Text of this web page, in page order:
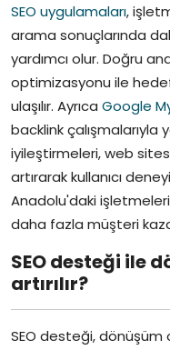
SEO uygulamaları,
arama sonuçlarında
yardımcı olur. Doğru
optimizasyonu ile
ulaşılır. Ayrıca Google
backlink çalışmalarıyla
iyileştirmeleri, web
artırarak kullanıcı
Anadolu'daki
daha fazla müşteri
SEO desteği ile
artırılır?
SEO desteği, dönüşüm